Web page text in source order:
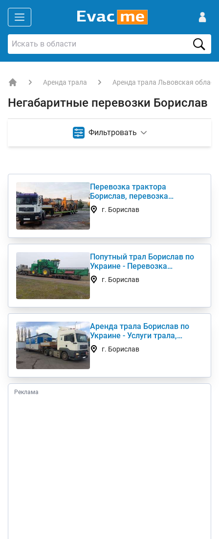
Аренда трала Аренда трала Львовская
Негабаритные перевозки Борислав
Фильтровать
Перевозка трактора
Борислав, перевозка
комбайна, перевезти
негабарит
г. Борислав
Попутный трал Борислав по
Украине - Перевозка
негабаритных грузов
г. Борислав
Аренда трала Борислав по
Украине - Услуги трала,
низкорамный трал
г. Борислав
Реклама